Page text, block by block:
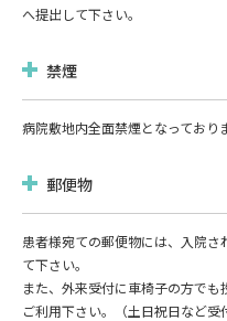
へ提出して下さい。
禁煙
病院敷地内全面禁煙となっており
郵便物
患者様宛ての郵便物には、入院
て下さい。
また、外来受付に車椅子の方で
ご利用下さい。（土日祝日など受